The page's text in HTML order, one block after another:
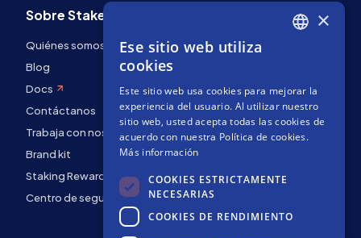
Sobre Stakely
Quiénes somos
Blog
Docs
Contáctanos
Trabaja con nosotros
Brand kit
Staking Rewards
Centro de seguridad
FRENCH
×
Ese sitio web utiliza
cookies
Este sitio web usa cookies para mejorar la
experiencia del usuario. Al utilizar nuestro
sitio web, usted acepta todas las cookies de
acuerdo con nuestra Política de cookies.
Más información
COOKIES ESTRICTAMENTE
NECESARIAS
COOKIES DE RENDIMIENTO